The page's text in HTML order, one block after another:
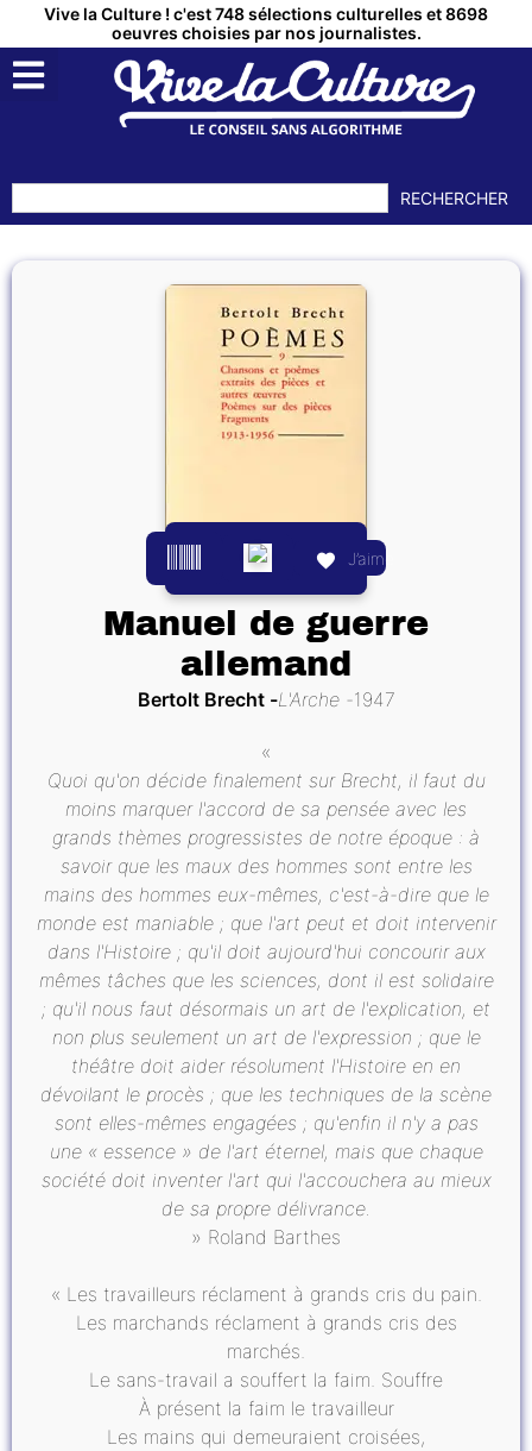
Vive la Culture ! c'est 748 sélections culturelles et 8698
oeuvres choisies par nos journalistes.
RECHERCHER
J’aime
Manuel de guerre
allemand
Bertolt Brecht L'Arche 1947
«
Quoi qu'on décide finalement sur Brecht, il faut du
moins marquer l'accord de sa pensée avec les
grands thèmes progressistes de notre époque : à
savoir que les maux des hommes sont entre les
mains des hommes eux-mêmes, c'est-à-dire que le
monde est maniable ; que l'art peut et doit intervenir
dans l'Histoire ; qu'il doit aujourd'hui concourir aux
mêmes tâches que les sciences, dont il est solidaire
; qu'il nous faut désormais un art de l'explication, et
non plus seulement un art de l'expression ; que le
théâtre doit aider résolument l'Histoire en en
dévoilant le procès ; que les techniques de la scène
sont elles-mêmes engagées ; qu'enfin il n'y a pas
une « essence » de l'art éternel, mais que chaque
société doit inventer l'art qui l'accouchera au mieux
de sa propre délivrance.
» Roland Barthes
« Les travailleurs réclament à grands cris du pain.
Les marchands réclament à grands cris des
marchés.
Le sans-travail a souffert la faim. Souffre
À présent la faim le travailleur
Les mains qui demeuraient croisées,